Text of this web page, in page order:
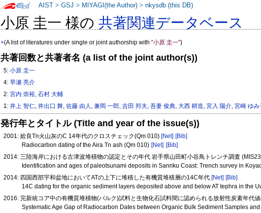
小原 圭一 様の共著関連データベース
+(A list of literatures under single or joint authorship with"小原 圭一")
共著回数と共著者名 (a list of the joint author(s))
5:小原 圭一
4:早瀬 亮介
2:宮内 崇裕,石村 大輔
1:井上 智仁,井出口 舞,佐藤 由人 ,兼岡 一郎,吉田 邦夫,吾妻 俊典,大西 耕造,宮入 陽介,宮崎 ゆみ
発行年とタイトル (Title and year of the issue(s))
2001: 姶良Tn火山灰のC 14年代のクロスチェック(Qm 010) [Net] [Bib]
Radiocarbon dating of the Aira Tn ash (Qm 010) [Net] [Bib]
2014: 三陸海岸における古津波堆積物の認定とその年代 岩手県山田町小谷鳥トレンチ調査
Identification and ages of paleotsunami deposits in Sanriku Coast: Trench survey in
2014: 四国西部宇和盆地においてATの上下に堆積した有機質堆積層の14C年代 [Net] [Bib]
14C dating for the organic sediment layers deposited above and below AT tephra in the
2016: 完新統コア中の有機質堆積物(バルク)試料と生物化石試料間に認められる放射性炭素年代
Systematic Age Gap of Radiocarbon Dates between Organic Bulk Sediment Samples
AIST >GSJ > MIYAGI(the Author) >nkysdb (this DB)